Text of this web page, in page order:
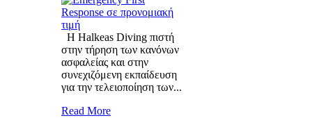
Η Halkeas Diving πιστή
στην τήρηση των κανόνων
ασφαλείας και στην
συνεχιζόμενη εκπαίδευση
για την τελειοποίηση των...
Read More